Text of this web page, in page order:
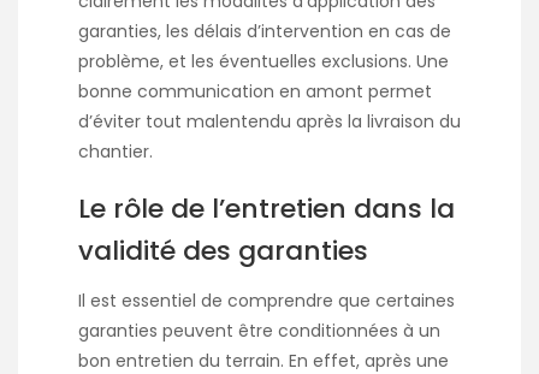
garanties, les délais d’intervention en cas de
problème, et les éventuelles exclusions. Une
bonne communication en amont permet
d’éviter tout malentendu après la livraison du
chantier.
Le rôle de l’entretien dans la
validité des garanties
Il est essentiel de comprendre que certaines
garanties peuvent être conditionnées à un
bon entretien du terrain. En effet, après une